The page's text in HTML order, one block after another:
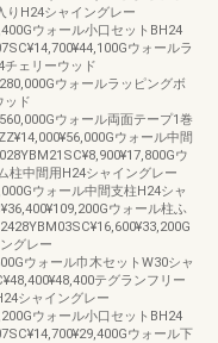
りH24シャイングレー
ウォール小口セットBH24
ウォールラ
チェリーウッド
ウォールラッピングボ
ッド
ウォール両面テープ1巻
ウォール中間
ウ
柱中間用H24シャイングレー
ウォール中間支柱H24シャ
ウォール柱ふ
グレー
ウォール巾木セットW30シャ
テグランフリー
シャイングレー
ウォール小口セットBH24
ウォール下